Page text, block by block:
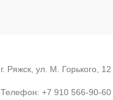
г. Ряжск, ул. М. Горького, 12
Телефон: +7 910 566-90-60